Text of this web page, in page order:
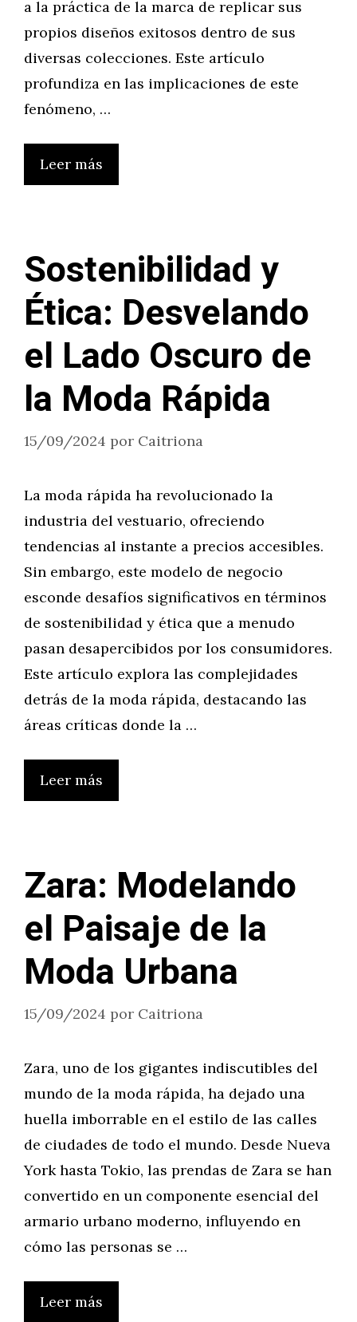
a la práctica de la marca de replicar sus
propios diseños exitosos dentro de sus
diversas colecciones. Este artículo
profundiza en las implicaciones de este
fenómeno, …
Leer más
Sostenibilidad y
Ética: Desvelando
el Lado Oscuro de
la Moda Rápida
15/09/2024 por Caitriona
La moda rápida ha revolucionado la
industria del vestuario, ofreciendo
tendencias al instante a precios accesibles.
Sin embargo, este modelo de negocio
esconde desafíos significativos en términos
de sostenibilidad y ética que a menudo
pasan desapercibidos por los consumidores.
Este artículo explora las complejidades
detrás de la moda rápida, destacando las
áreas críticas donde la …
Leer más
Zara: Modelando
el Paisaje de la
Moda Urbana
15/09/2024 por Caitriona
Zara, uno de los gigantes indiscutibles del
mundo de la moda rápida, ha dejado una
huella imborrable en el estilo de las calles
de ciudades de todo el mundo. Desde Nueva
York hasta Tokio, las prendas de Zara se han
convertido en un componente esencial del
armario urbano moderno, influyendo en
cómo las personas se …
Leer más